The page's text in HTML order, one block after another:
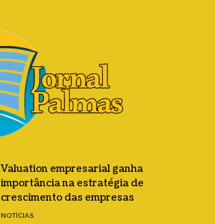
Valuation empresarial ganha
importância na estratégia de
crescimento das empresas
NOTÍCIAS